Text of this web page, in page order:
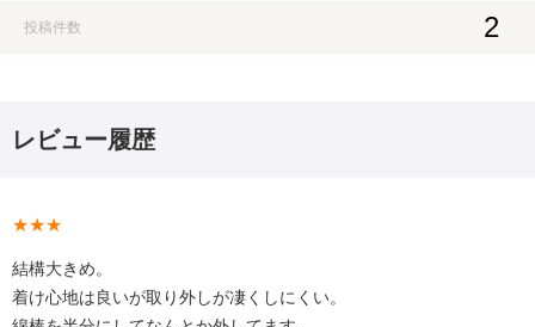
投稿件数 2
レビュー履歴
★★★
結構大きめ。
着け心地は良いが取り外しが凄くしにくい。